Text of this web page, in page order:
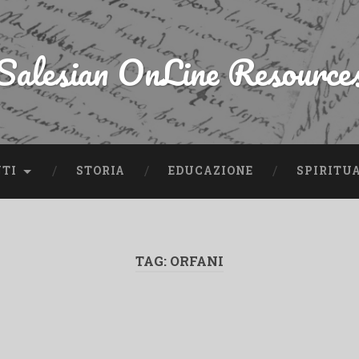
OnLine
STORIA EDUCAZIONE
TAG: ORFANI